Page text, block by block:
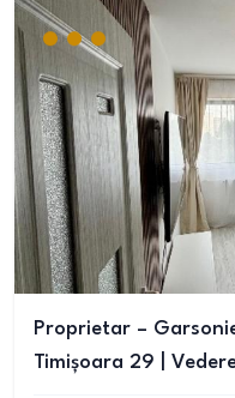
Proprietar –
Timișoara 29 |